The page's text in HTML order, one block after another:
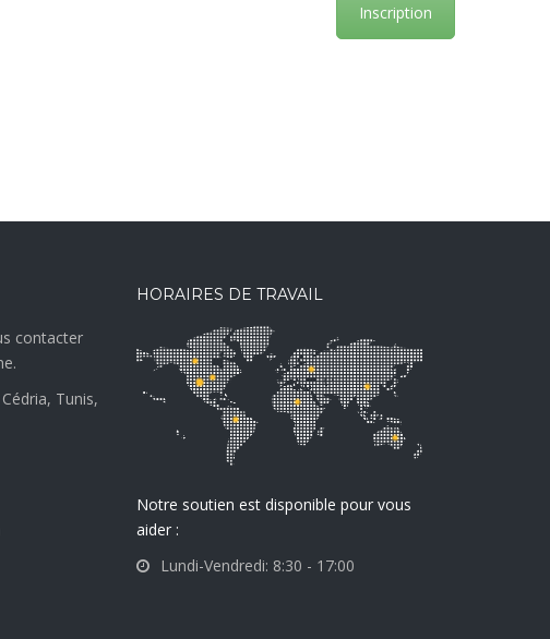
Inscription
contacter
Tunis,
HORAIRES DE TRAVAIL
Notre soutien est disponible pour vous
aider :
Lundi-Vendredi: 8:30 - 17:00